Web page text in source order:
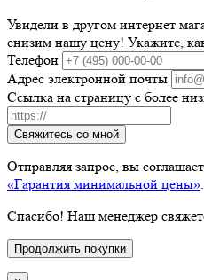
Увидели в другом интернет
снизим нашу цену! Укажите,
Телефон
Адрес электронной почты
Ссылка на страницу с более
Свяжитесь со мной
Отправляя запрос, вы
«Гарантия минимальной цены».
Спасибо! Наш менеджер
Продолжить покупки